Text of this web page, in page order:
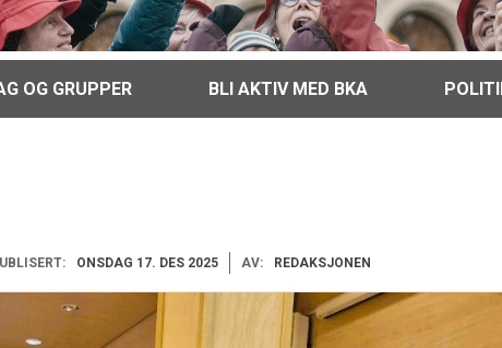
OG GRUPPER BLI AKTIV MED BKA
ONSDAG 17. DES 2025 AV: REDAKSJONEN